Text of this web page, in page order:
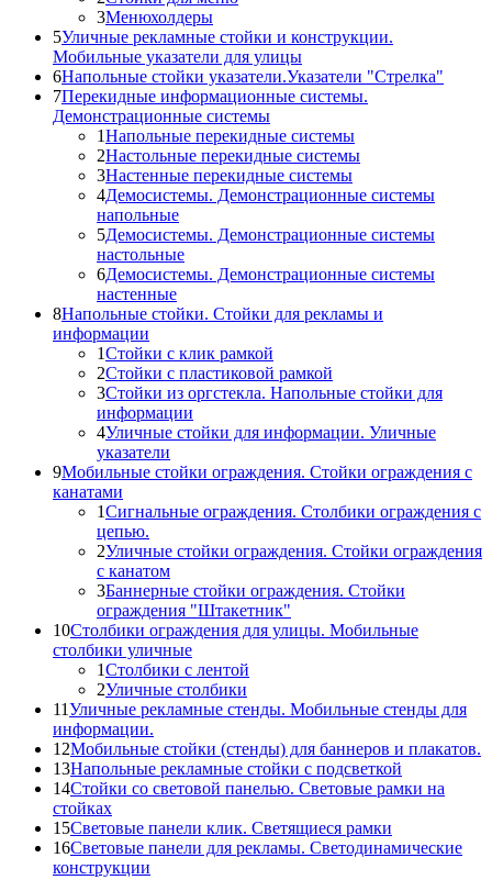
3Менюхолдеры
5Уличные рекламные стойки и конструкции.
Мобильные указатели для улицы
6Напольные стойки указатели.Указатели "Стрелка"
7Перекидные информационные системы.
Демонстрационные системы
1Напольные перекидные системы
2Настольные перекидные системы
3Настенные перекидные системы
4Демосистемы. Демонстрационные системы
напольные
5Демосистемы. Демонстрационные системы
настольные
6Демосистемы. Демонстрационные системы
настенные
8Напольные стойки. Стойки для рекламы и
информации
1Стойки с клик рамкой
2Стойки с пластиковой рамкой
3Стойки из оргстекла. Напольные стойки для
информации
4Уличные стойки для информации. Уличные
указатели
9Мобильные стойки ограждения. Стойки ограждения с
канатами
1Сигнальные ограждения. Столбики ограждения с
цепью.
2Уличные стойки ограждения. Стойки ограждения
с канатом
3Баннерные стойки ограждения. Стойки
ограждения "Штакетник"
10Столбики ограждения для улицы. Мобильные
столбики уличные
1Столбики с лентой
2Уличные столбики
11Уличные рекламные стенды. Мобильные стенды для
информации.
12Мобильные стойки (стенды) для баннеров и плакатов.
13Напольные рекламные стойки с подсветкой
14Стойки со световой панелью. Световые рамки на
стойках
15Световые панели клик. Светящиеся рамки
16Световые панели для рекламы. Светодинамические
конструкции